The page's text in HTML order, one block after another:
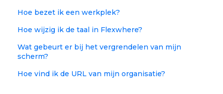
Hoe bezet ik een werkplek?
Hoe wijzig ik de taal in Flexwhere?
Wat gebeurt er bij het vergrendelen van mijn
scherm?
Hoe vind ik de URL van mijn organisatie?